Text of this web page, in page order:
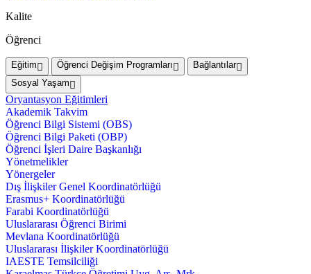
Kalite
Öğrenci
Eğitim Öğrenci Değişim Programları
Bağlantılar
Sosyal Yaşam
Oryantasyon Eğitimleri
Akademik Takvim
Öğrenci Bilgi Sistemi (OBS)
Öğrenci Bilgi Paketi (OBP)
Öğrenci İşleri Daire Başkanlığı
Yönetmelikler
Yönergeler
Dış İlişkiler Genel Koordinatörlüğü
Erasmus+ Koordinatörlüğü
Farabi Koordinatörlüğü
Uluslararası Öğrenci Birimi
Mevlana Koordinatörlüğü
Uluslararası İlişkiler Koordinatörlüğü
IAESTE Temsilciliği